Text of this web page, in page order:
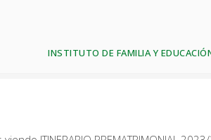
INSTITUTO DE FAMILIA Y